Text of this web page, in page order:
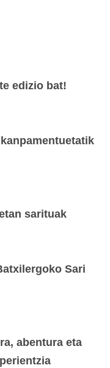
edizio bat!
sarituak
Sari
abentura eta